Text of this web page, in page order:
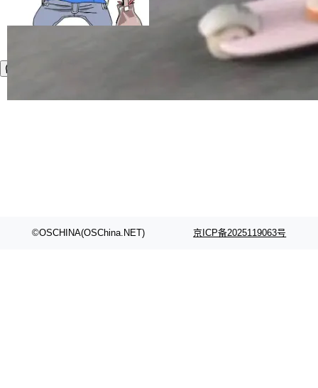
x / Windows / Harmony PC。 # macOS / Linu
x / Harmony PC curl -fsSL https://solon.noea
文窗口。随着项目规模的持续扩张与代码历史的
不断累积，代码仓中的模块关系、接口契约、业
务逻辑等关键信息往往分散于数十乃至数百个文
件之中，形成高度复杂的知识关联网络。传统的
©OSCHINA(OSChina.NET) 京ICP备2025119063号